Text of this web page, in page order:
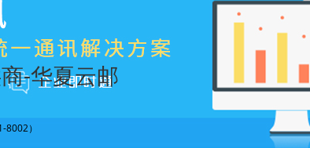
-华夏云邮
）